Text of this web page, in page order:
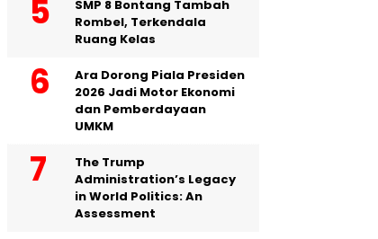
SMP 8 Bontang Tambah
Rombel, Terkendala
Ruang Kelas
Ara Dorong Piala Presiden
2026 Jadi Motor Ekonomi
dan Pemberdayaan
UMKM
The Trump
Administration’s Legacy
in World Politics: An
Assessment